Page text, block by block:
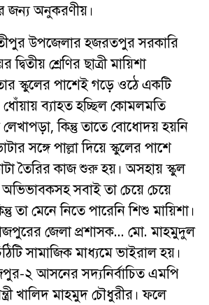
জন্য অনুকরণীয়।
উপজেলার হজরতপুর সরকারি
দ্বিতীয় শ্রেণির ছাত্রী মায়িশা
স্কুলের পাশেই গড়ে ওঠে একটি
ব্যাহত হচ্ছিল কোমলমতি
লেখাপড়া, কিন্তু তাতে বোধোদয় হয়নি
সঙ্গে পাল্লা দিয়ে স্কুলের পাশে
তৈরির কাজ শুরু হয়। অসহায় স্কুল
অভিভাবকসহ সবাই তা চেয়ে চেয়ে
তা মেনে নিতে পারেনি শিশু মায়িশা।
জেলা প্রশাসক… মো. মাহমুদুল
সামাজিক মাধ্যমে ভাইরাল হয়।
২ আসনের সদ্যনির্বাচিত এমপি
খালিদ মাহমুদ চৌধুরীর। ফলে